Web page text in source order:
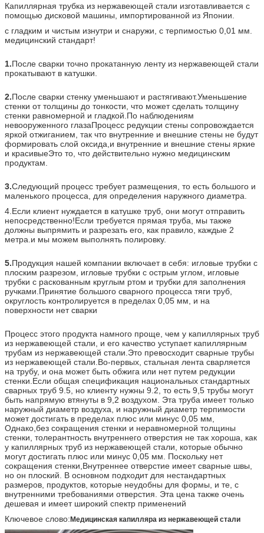
Капиллярная трубка из нержавеющей стали изготавливается с
помощью дисковой машины, импортированной из Японии.
с гладким и чистым изнутри и снаружи, с терпимостью 0,01 мм.
медицинский стандарт!
1.После сварки точно прокатанную ленту из нержавеющей стали
прокатывают в катушки.
2.После сварки стенку уменьшают и растягивают.Уменьшение
стенки от толщины до тонкости, что может сделать толщину
стенки равномерной и гладкой.По наблюдениям
невооруженного глазаПроцесс редукции стены сопровождается
яркой отжиганием, так что внутренние и внешние стены не будут
формировать слой оксида,и внутренние и внешние стены яркие
и красивыеЭто то, что действительно нужно медицинским
продуктам.
3.Следующий процесс требует размещения, то есть большого и
маленького процесса, для определения наружного диаметра.
4.Если клиент нуждается в катушке труб, они могут отправить
непосредственно!Если требуется прямая труба, мы также
должны выпрямить и разрезать его, как правило, каждые 2
метра.и мы можем выполнять полировку.
5.Продукция нашей компании включает в себя: игловые трубки с
плоским разрезом, игловые трубки с острым углом, игловые
трубки с раскованным круглым ртом и трубки для заполнения
ручками.Принятие большого сварного процесса тяги труб,
округлость контролируется в пределах 0,05 мм, и на
поверхности нет сварки
Процесс этого продукта намного проще, чем у капиллярных труб
из нержавеющей стали, и его качество уступает капиллярным
трубам из нержавеющей стали.Это превосходит сварные трубы
из нержавеющей стали. Во-первых, стальная лента сварляется
на трубу, и она может быть обжига или нет путем редукции
стенки.Если общая спецификация национальных стандартных
сварных труб 9.5, но клиенту нужны 9.2, то есть 9,5 трубы могут
быть напрямую втянуты в 9,2 воздухом. Эта труба имеет только
наружный диаметр воздуха, и наружный диаметр терпимости
может достигать в пределах плюс или минус 0,05 мм,
Однако,без сокращения стенки и неравномерной толщины
стенки, толерантность внутреннего отверстия не так хороша, как
у капиллярных труб из нержавеющей стали, которые обычно
могут достигать плюс или минус 0,05 мм. Поскольку нет
сокращения стенки,Внутреннее отверстие имеет сварные швы,
но он плоский. В основном подходит для нестандартных
размеров, продуктов, которые неудобны для формы, и те, с
внутренними требованиями отверстия. Эта цена также очень
дешевая и имеет широкий спектр применений
Ключевое слово:Медицинская капилляра из нержавеющей стали